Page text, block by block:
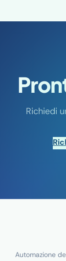
Richiedi
Automazione